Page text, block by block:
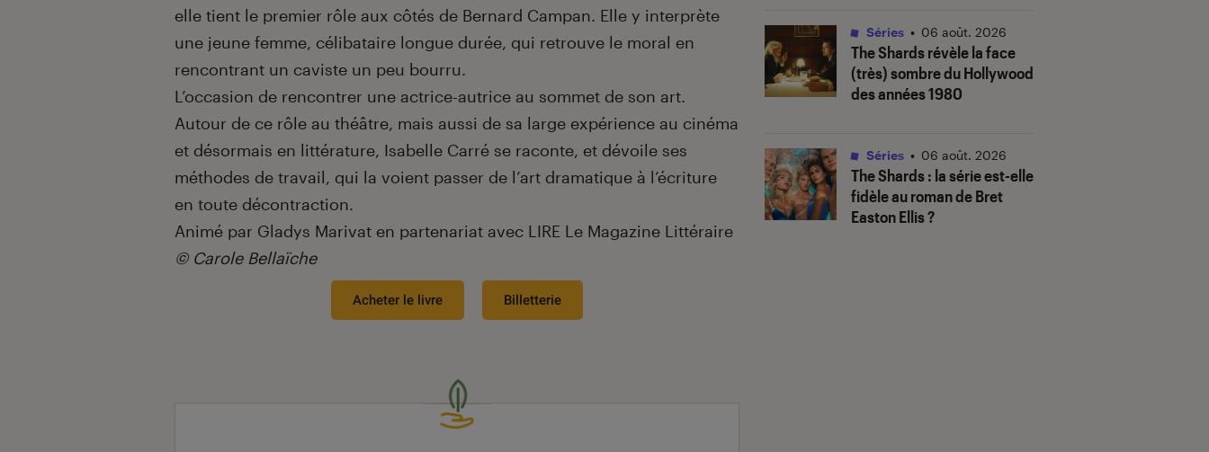
elle tient le premier rôle aux côtés de Bernard Campan. Elle y interprète
une jeune femme, célibataire longue durée, qui retrouve le moral en
rencontrant un caviste un peu bourru.
L’occasion de rencontrer une actrice-autrice au sommet de son art.
Autour de ce rôle au théâtre, mais aussi de sa large expérience au cinéma
et désormais en littérature, Isabelle Carré se raconte, et dévoile ses
méthodes de travail, qui la voient passer de l’art dramatique à l’écriture
en toute décontraction.
Animé par Gladys Marivat en partenariat avec LIRE Le Magazine Littéraire
© Carole Bellaïche
Acheter le livre Billetterie
The Shardsrévèle la face
(très) sombre du Hollywood
des années 1980
Séries • 06 août. 2026
The Shards: la série est-elle
fidèle au roman de Bret
Easton Ellis ?
Séries • 06 août. 2026